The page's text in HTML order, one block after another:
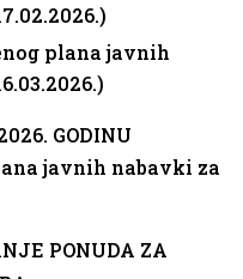
plana javnih
GODINU
javnih nabavki za
PONUDA ZA